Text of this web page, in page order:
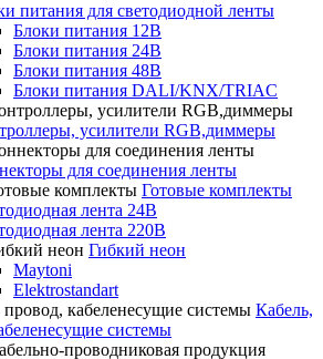
питания для светодиодной ленты
Блоки питания 12В
Блоки питания 24В
Блоки питания 48В
Блоки питания DALI/KNX/TRIAC
усилители RGB,диммеры
для соединения ленты
Готовые комплекты
лента 24В
лента 220В
Гибкий неон
Maytoni
Elektrostandart
Кабель,
системы